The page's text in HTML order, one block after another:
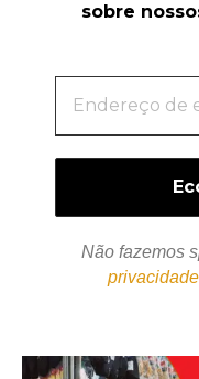
sobre
Não fazemos
privacidade